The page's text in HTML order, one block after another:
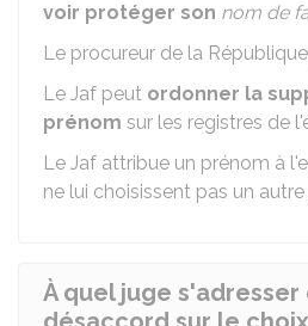
voir protéger son nom de
Le procureur de la
Le Jaf peut ordonner la
prénom sur les registres de
Le Jaf attribue un prénom à
ne lui choisissent pas un
À quel juge s'adresser